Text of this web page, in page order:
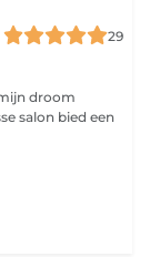
29
droom
salon bied een